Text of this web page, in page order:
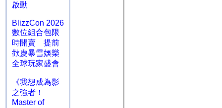
啟動
BlizzCon 2026
數位組合包限
時開賣 提前
歡慶暴雪娛樂
全球玩家盛會
《我想成為影
之強者！
Master of